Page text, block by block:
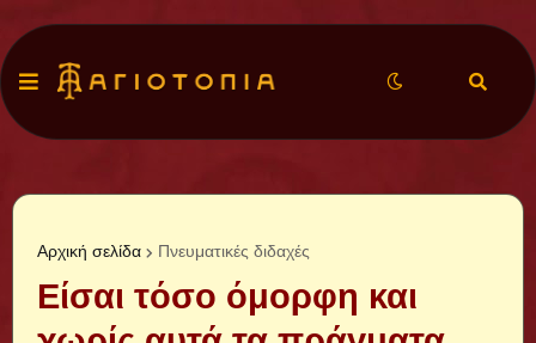
Αρχική σελίδα Πνευματικές διδαχές
Είσαι τόσο όμορφη και